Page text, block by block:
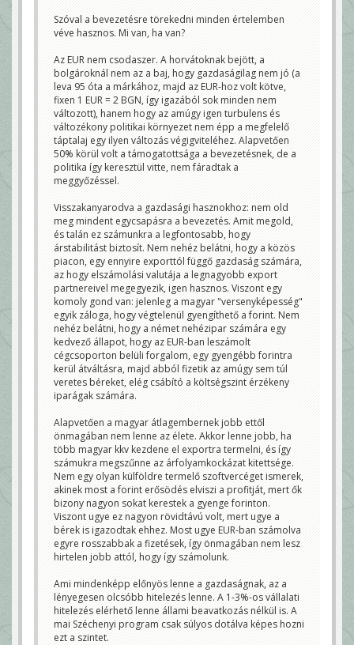
Szóval a bevezetésre törekedni minden értelemben
véve hasznos. Mi van, ha van?
Az EUR nem csodaszer. A horvátoknak bejött, a
bolgároknál nem az a baj, hogy gazdaságilag nem jó (a
leva 95 óta a márkához, majd az EUR-hoz volt kötve,
fixen 1 EUR = 2 BGN, így igazából sok minden nem
változott), hanem hogy az amúgy igen turbulens és
változékony politikai környezet nem épp a megfelelő
táptalaj egy ilyen változás végigviteléhez. Alapvetően
50% körül volt a támogatottsága a bevezetésnek, de a
politika így keresztül vitte, nem fáradtak a
meggyőzéssel.
Visszakanyarodva a gazdasági hasznokhoz: nem old
meg mindent egycsapásra a bevezetés. Amit megold,
és talán ez számunkra a legfontosabb, hogy
árstabilitást biztosít. Nem nehéz belátni, hogy a közös
piacon, egy ennyire exporttól függő gazdaság számára,
az hogy elszámolási valutája a legnagyobb export
partnereivel megegyezik, igen hasznos. Viszont egy
komoly gond van: jelenleg a magyar "versenyképesség"
egyik záloga, hogy végtelenül gyengíthető a forint. Nem
nehéz belátni, hogy a német nehézipar számára egy
kedvező állapot, hogy az EUR-ban leszámolt
cégcsoporton belüli forgalom, egy gyengébb forintra
kerül átváltásra, majd abból fizetik az amúgy sem túl
veretes béreket, elég csábító a költségszint érzékeny
iparágak számára.
Alapvetően a magyar átlagembernek jobb ettől
önmagában nem lenne az élete. Akkor lenne jobb, ha
több magyar kkv kezdene el exportra termelni, és így
számukra megszűnne az árfolyamkockázat kitettsége.
Nem egy olyan külföldre termelő szoftvercéget ismerek,
akinek most a forint erősödés elviszi a profitját, mert ők
bizony nagyon sokat kerestek a gyenge forinton.
Viszont ugye ez nagyon rövidtávú volt, mert ugye a
bérek is igazodtak ehhez. Most ugye EUR-ban számolva
egyre rosszabbak a fizetések, így önmagában nem lesz
hirtelen jobb attól, hogy így számolunk.
Ami mindenképp előnyös lenne a gazdaságnak, az a
lényegesen olcsóbb hitelezés lenne. A 1-3%-os vállalati
hitelezés elérhető lenne állami beavatkozás nélkül is. A
mai Széchenyi program csak súlyos dotálva képes hozni
ezt a szintet.